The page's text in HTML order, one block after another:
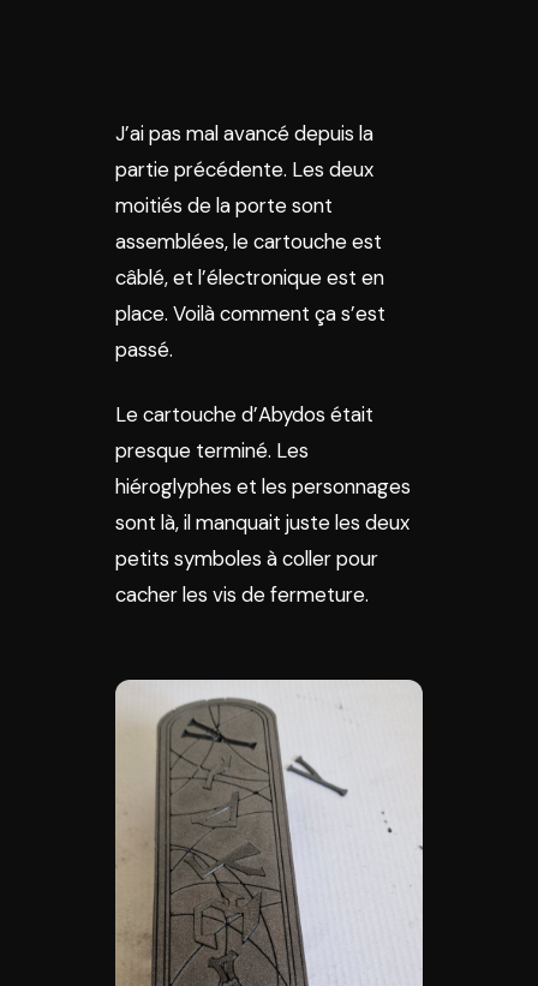
J’ai pas mal avancé depuis la
partie précédente. Les deux
moitiés de la porte sont
assemblées, le cartouche est
câblé, et l’électronique est en
place. Voilà comment ça s’est
passé.
Le cartouche d’Abydos était
presque terminé. Les
hiéroglyphes et les personnages
sont là, il manquait juste les deux
petits symboles à coller pour
cacher les vis de fermeture.